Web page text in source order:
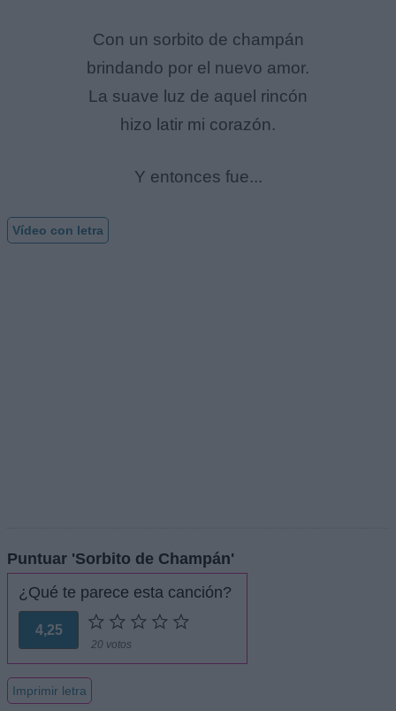
Con un sorbito de champán
brindando por el nuevo amor.
La suave luz de aquel rincón
hizo latir mi corazón.
Y entonces fue...
Vídeo con letra
Puntuar 'Sorbito de Champán'
¿Qué te parece esta canción?
4,25
20 votos
Imprimir letra